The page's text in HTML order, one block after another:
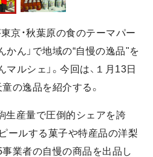
京・秋葉原の食のテーマパー
かん」で地域の“自慢の逸品"を
ルシェ」。今回は、１月13日
の逸品を紹介する。
生産量で圧倒的シェアを誇
ールする菓子や特産品の洋梨
業者の自慢の商品を出品し